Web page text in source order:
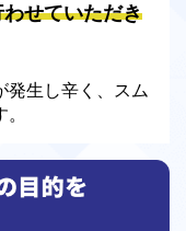
せていただき
発生し辛く、スム